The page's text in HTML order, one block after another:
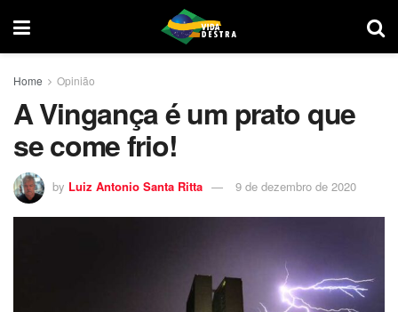
Home Opinião
A Vingança é um prato que
se come frio!
by Luiz Antonio Santa Ritta 9 de dezembro de 2020